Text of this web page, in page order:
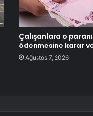
Çalışanlara o
ödenmesine karar
Ağustos 7, 2026